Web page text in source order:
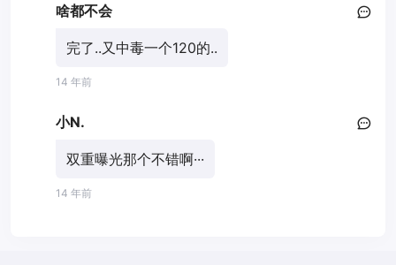
啥都不会
完了..又中毒一个120的..
14 年前
小N.
双重曝光那个不错啊···
14 年前